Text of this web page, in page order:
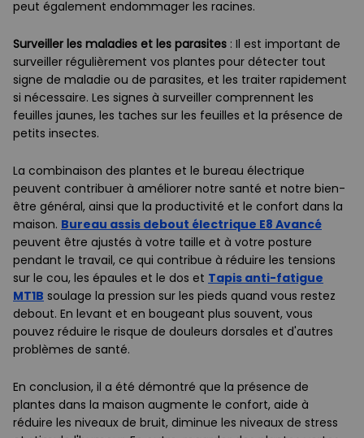
peut également endommager les racines.
Surveiller les maladies et les parasites : Il est important de
surveiller régulièrement vos plantes pour détecter tout
signe de maladie ou de parasites, et les traiter rapidement
si nécessaire. Les signes à surveiller comprennent les
feuilles jaunes, les taches sur les feuilles et la présence de
petits insectes.
La combinaison des plantes et le bureau électrique
peuvent contribuer à améliorer notre santé et notre bien-
être général, ainsi que la productivité et le confort dans la
maison. Bureau assis debout électrique E8 Avancé
peuvent être ajustés à votre taille et à votre posture
pendant le travail, ce qui contribue à réduire les tensions
sur le cou, les épaules et le dos et Tapis anti-fatigue
MT1B soulage la pression sur les pieds quand vous restez
debout. En levant et en bougeant plus souvent, vous
pouvez réduire le risque de douleurs dorsales et d'autres
problèmes de santé.
En conclusion, il a été démontré que la présence de
plantes dans la maison augmente le confort, aide à
réduire les niveaux de bruit, diminue les niveaux de stress